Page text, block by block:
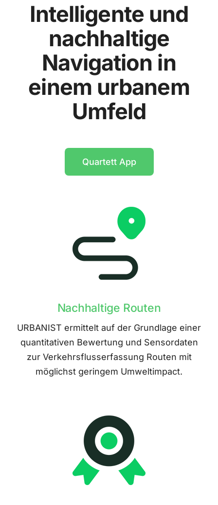
Intelligente und
nachhaltige
Navigation in
einem urbanem
Umfeld
Quartett App
Nachhaltige Routen
URBANIST ermittelt auf der Grundlage einer
quantitativen Bewertung und Sensordaten
zur Verkehrsflusserfassung Routen mit
möglichst geringem Umweltimpact.